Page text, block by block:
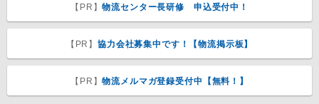
【PR】物流センター長研修 申込受付中！
【PR】協力会社募集中です！【物流掲示板】
【PR】物流メルマガ登録受付中【無料！】